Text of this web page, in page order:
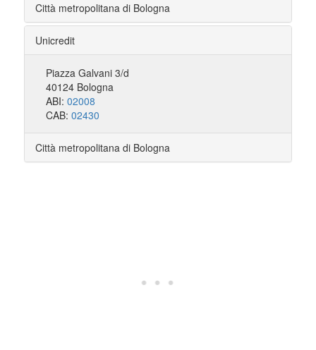
Città metropolitana di Bologna
Unicredit
Piazza Galvani 3/d
40124 Bologna
ABI: 02008
CAB: 02430
Città metropolitana di Bologna